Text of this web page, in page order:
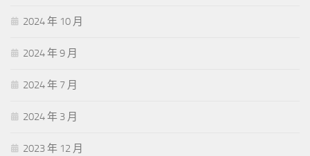
2024 年 10 月
2024 年 9 月
2024 年 7 月
2024 年 3 月
2023 年 12 月